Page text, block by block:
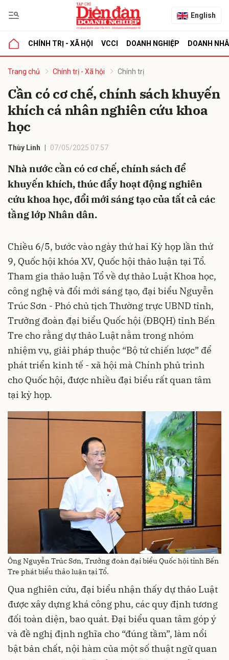
English
CHÍNH TRỊ - XÃ HỘI VCCI DOANH NGHIỆP DOANH
Trang chủ Chính trị - Xã hội Chính trị
Cần có cơ chế, chính sách khuyến
khích cá nhân nghiên cứu khoa
học
Thùy Linh 07/05/2025 07:57
Nhà nước cần có cơ chế, chính sách để
khuyến khích, thúc đẩy hoạt động nghiên
cứu khoa học, đổi mới sáng tạo của tất cả các
tầng lớp Nhân dân.
Chiều 6/5, bước vào ngày thứ hai Kỳ họp lần thứ
9, Quốc hội khóa XV, Quốc hội thảo luận tại Tổ.
Tham gia thảo luận Tổ về dự thảo Luật Khoa học,
công nghệ và đổi mới sáng tạo, đại biểu Nguyễn
Trúc Sơn - Phó chủ tịch Thường trực UBND tỉnh,
Trưởng đoàn đại biểu Quốc hội (ĐBQH) tỉnh Bến
Tre cho rằng dự thảo Luật nằm trong nhóm
nhiệm vụ, giải pháp thuộc “Bộ tứ chiến lược” để
phát triển kinh tế - xã hội mà Chính phủ trình
cho Quốc hội, được nhiều đại biểu rất quan tâm
tại kỳ họp.
Ông Nguyễn Trúc Sơn, Trưởng đoàn đại biểu Quốc hội tỉnh Bến
Tre phát biểu thảo luận tại Tổ.
Qua nghiên cứu, đại biểu nhận thấy dự thảo Luật
được xây dựng khá công phu, các quy định tương
đối toàn diện, bao quát. Đại biểu quan tâm góp ý
và đề nghị định nghĩa cho “đúng tầm”, làm nổi
bật bản chất, nội hàm của một số thuật ngữ quan
luận
Hủy